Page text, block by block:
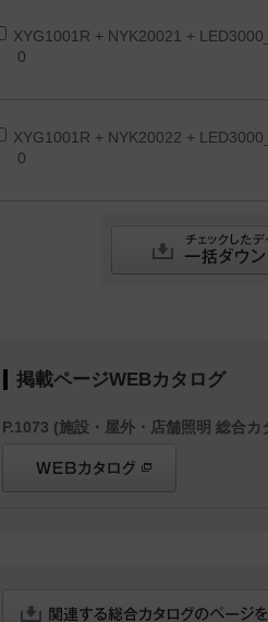
XYG1001R + NYK20021 +
0
XYG1001R + NYK20022 +
0
掲載ページWEBカタログ
P.1073 (施設・屋外・店舗照明 総合カ